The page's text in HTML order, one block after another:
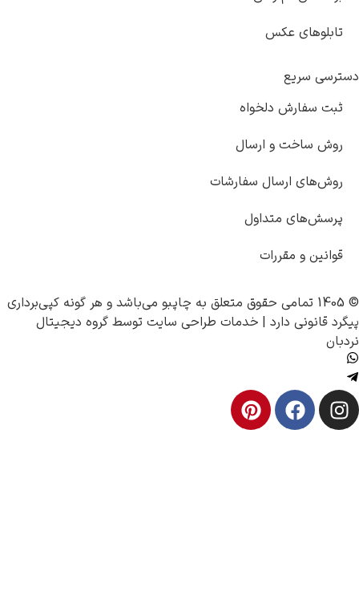
عکس
سریع
دلخواه
و ارسال
ارسال سفارشات
متداول
و مقررات
چاپبومی‌باشد و هر گونه کپی‌برداری
دارد |خدمات طراحی سایتتوسطگروه دیجیتال